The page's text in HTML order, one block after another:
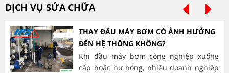
DỊCH VỤ SỬA CHỮA
THAY ĐẦU MÁY BƠM CÓ ẢNH HƯỞNG
ĐẾN HỆ THỐNG KHÔNG?
Khi đầu máy bơm công nghiệp xuống
cấp hoặc hư hỏng, nhiều doanh nghiệp